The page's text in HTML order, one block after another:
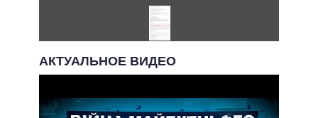
АКТУАЛЬНОЕ ВИДЕО